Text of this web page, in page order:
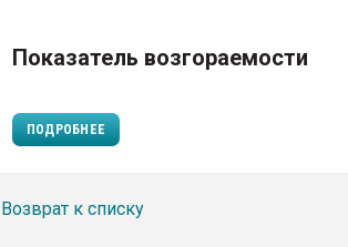
Показатель возгораемости
ПОДРОБНЕЕ
Возврат к списку